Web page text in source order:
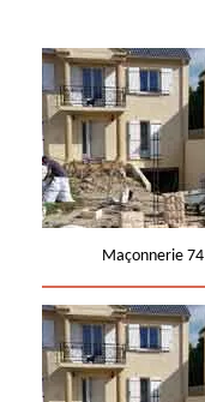
Maçonnerie 74